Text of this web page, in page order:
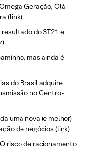
Geração, Olá
(link)
do 3T21 e
)
mas ainda é
do Brasil adquire
no Centro-
uma nova (e melhor)
de negócios (link)
O risco de racionamento